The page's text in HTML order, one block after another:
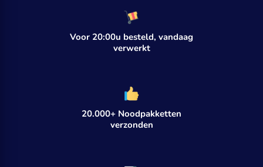
Voor 20:00u besteld, vandaag
verwerkt
20.000+ Noodpakketten
verzonden